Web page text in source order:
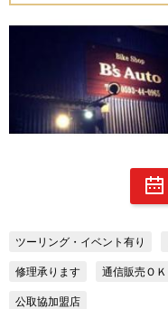
ツーリング・イベント有り
修理承ります 通信販売ＯＫ
公取協加盟店